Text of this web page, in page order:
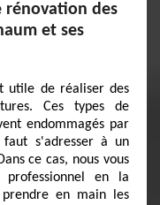
rénovation des
et ses
utile de réaliser des
Ces types de
endommagés par
faut s'adresser à un
ce cas, nous vous
en la
en main les